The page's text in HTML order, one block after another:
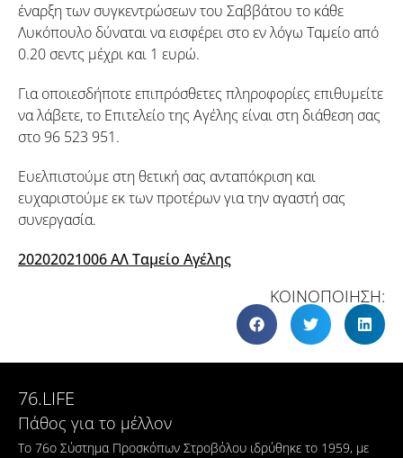
έναρξη των συγκεντρώσεων του Σαββάτου το κάθε
Λυκόπουλο δύναται να εισφέρει στο εν λόγω Ταμείο από
0.20 σεντς μέχρι και 1 ευρώ.
Για οποιεσδήποτε επιπρόσθετες πληροφορίες επιθυμείτε
να λάβετε, το Επιτελείο της Αγέλης είναι στη διάθεση σας
στο 96 523 951.
Ευελπιστούμε στη θετική σας ανταπόκριση και
ευχαριστούμε εκ των προτέρων για την αγαστή σας
συνεργασία.
20202021006 ΑΛ Ταμείο Αγέλης
ΚΟΙΝΟΠΟΙΗΣΗ:
76.LIFE
Πάθος για το μέλλον
Το 76ο Σύστημα Προσκόπων Στροβόλου ιδρύθηκε το 1959, με